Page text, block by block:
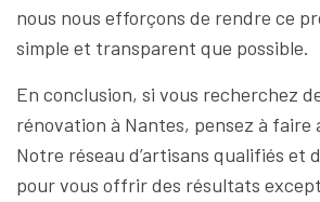
nous nous efforçons de rendre ce
simple et transparent que possible.
En conclusion, si vous recherchez
rénovation à Nantes, pensez à faire
Notre réseau d’artisans qualifiés et
pour vous offrir des résultats